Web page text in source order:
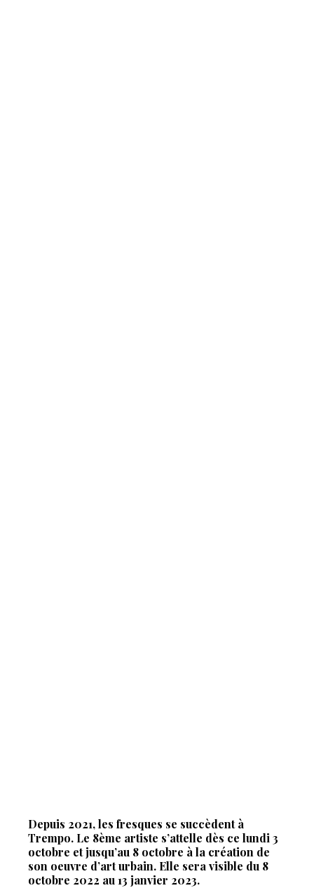
Depuis 2021, les fresques se succèdent à
Trempo. Le 8ème artiste s’attelle dès ce lundi 3
octobre et jusqu’au 8 octobre à la création de
son oeuvre d’art urbain. Elle sera visible du 8
octobre 2022 au 13 janvier 2023.